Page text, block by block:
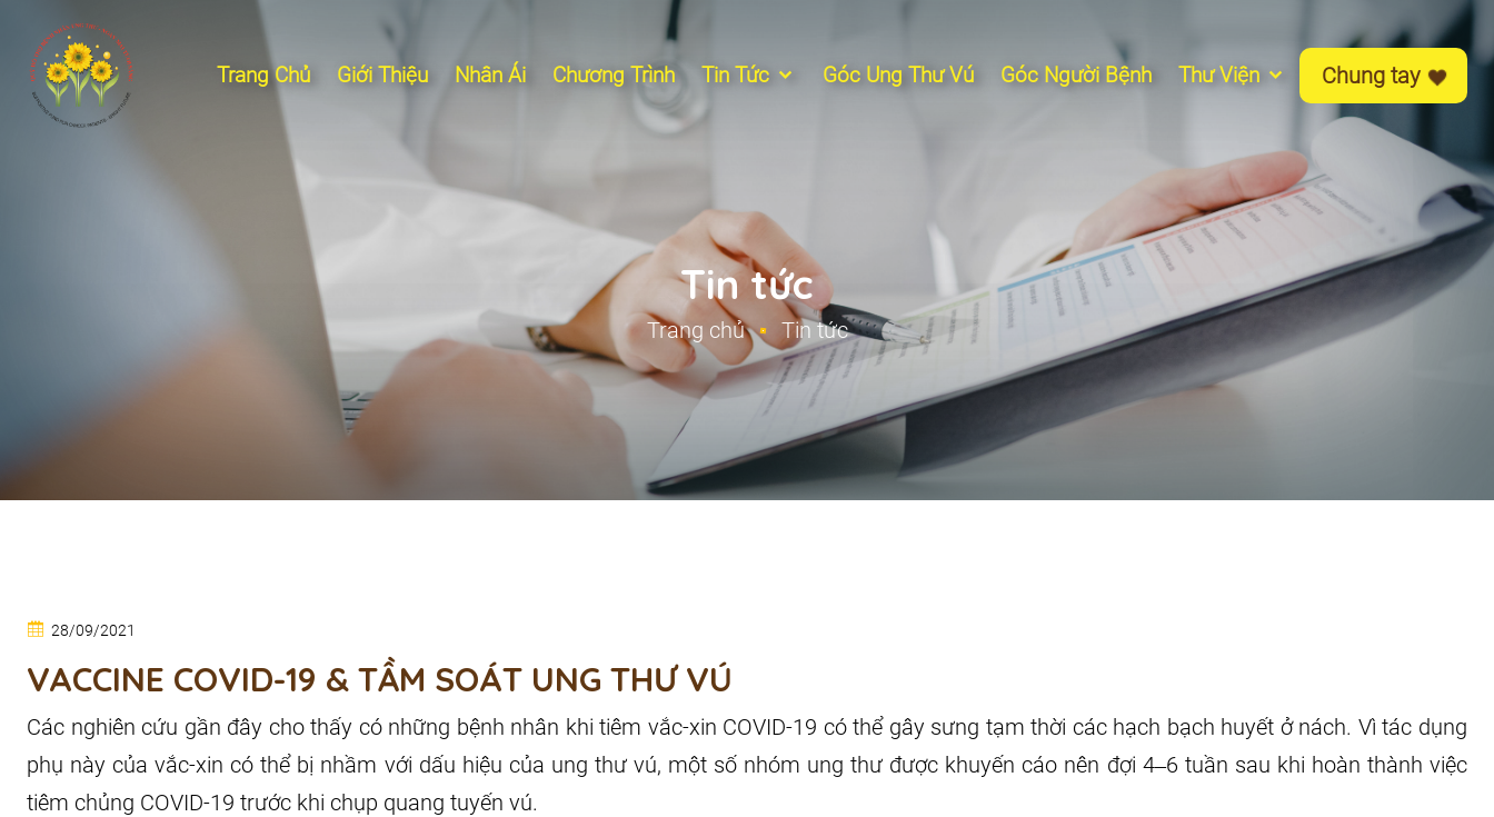
Trang Chủ Giới Thiệu Nhân Ái Chương Trình Tin Tức Góc Ung Thư Vú Góc Người Bệnh Thư Viện Chung tay
Tin tức
Trang chủ Tin tức
28/09/2021
VACCINE COVID-19 & TẦM SOÁT UNG THƯ VÚ
Các nghiên cứu gần đây cho thấy có những bệnh nhân khi tiêm vắc-xin COVID-19 có thể gây sưng tạm thời các hạch bạch huyết ở nách. Vì tác dụng
phụ này của vắc-xin có thể bị nhầm với dấu hiệu của ung thư vú, một số nhóm ung thư được khuyến cáo nên đợi 4‒6 tuần sau khi hoàn thành việc
tiêm chủng COVID-19 trước khi chụp quang tuyến vú.